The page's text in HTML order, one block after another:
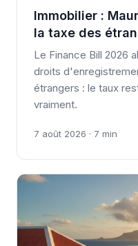
Immobilier :
la taxe des
Le Finance Bill 2026
droits
étrangers : le taux
vraiment.
7 août 2026 · 7 min